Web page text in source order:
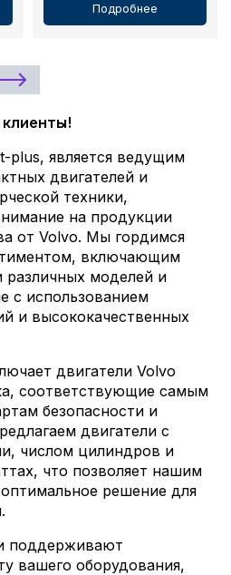
Подробнее
plus, является ведущим
двигателей и
техники,
на продукции
от Volvo. Мы гордимся
включающим
различных моделей и
с использованием
и высококачественных
двигатели Volvo
соответствующие самым
безопасности и
двигатели с
числом цилиндров и
что позволяет нашим
решение для
поддерживают
вашего оборудования,